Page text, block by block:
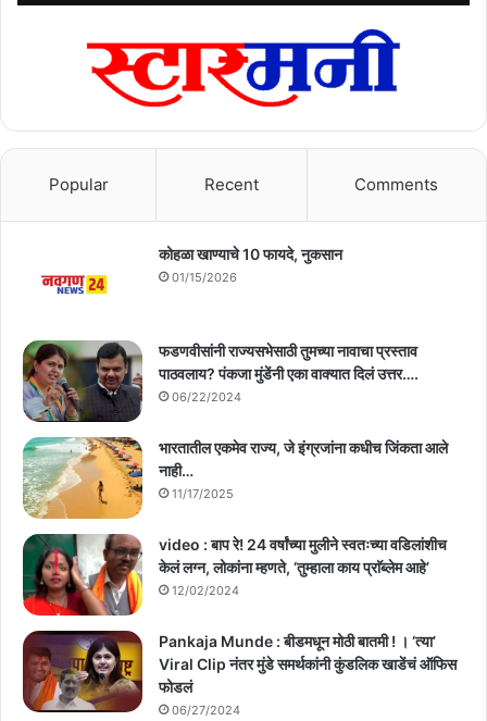
Popular Recent Comments
कोहळा खाण्याचे 10 फायदे, नुकसान
01/15/2026
फडणवीसांनी राज्यसभेसाठी तुमच्या नावाचा प्रस्ताव
पाठवलाय? पंकजा मुंडेंनी एका वाक्यात दिलं उत्तर….
06/22/2024
भारतातील एकमेव राज्य, जे इंग्रजांना कधीच जिंकता आले
नाही…
11/17/2025
video : बाप रे! 24 वर्षांच्या मुलीने स्वतःच्या वडिलांशीच
केलं लग्न, लोकांना म्हणते, ‘तुम्हाला काय प्राॅब्लेम आहे’
12/02/2024
Pankaja Munde : बीडमधून मोठी बातमी ! । ‘त्या’
Viral Clip नंतर मुंडे समर्थकांनी कुंडलिक खाडेंचं ऑफिस
फोडलं
06/27/2024